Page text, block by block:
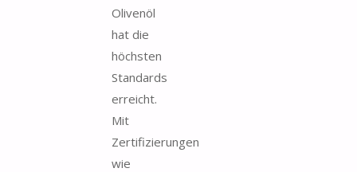
Olivenöl
hat die
höchsten
Standards
erreicht.
Mit
Zertifizierungen
wie